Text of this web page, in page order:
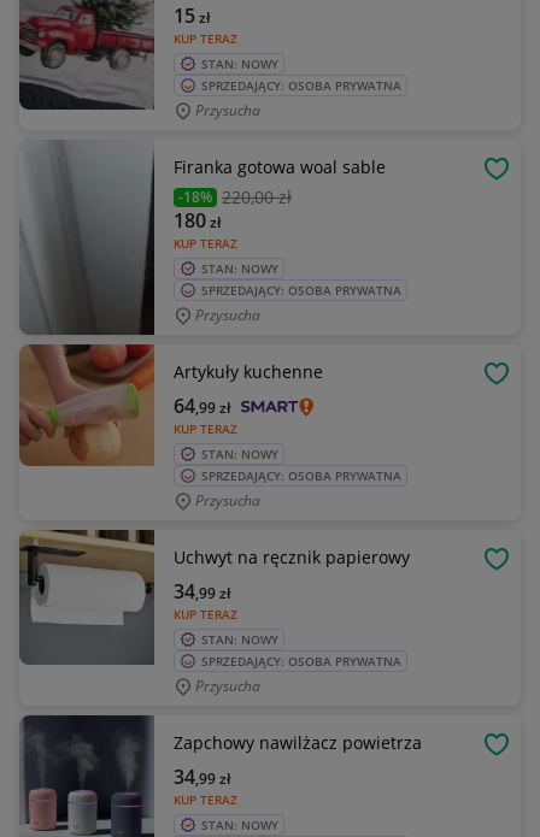
KUP TERAZ
15zł
STAN: NOWY
SPRZEDAJĄCY: OSOBA PRYWATNA
Przysucha
Firanka gotowa woal sable
-18% 220,00 zł
KUP TERAZ
180zł
STAN: NOWY
SPRZEDAJĄCY: OSOBA PRYWATNA
Przysucha
Artykuły kuchenne
KUP TERAZ
64,99zł
STAN: NOWY
SPRZEDAJĄCY: OSOBA PRYWATNA
Przysucha
Uchwyt na ręcznik papierowy
KUP TERAZ
34,99zł
STAN: NOWY
SPRZEDAJĄCY: OSOBA PRYWATNA
Przysucha
Zapchowy nawilżacz powietrza
KUP TERAZ
34,99zł
STAN: NOWY